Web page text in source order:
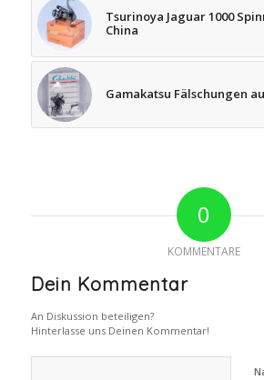
Tsurinoya Jaguar 1000
China
Gamakatsu Fälschungen
0
KOMMENTARE
Dein Kommentar
An Diskussion beteiligen?
Hinterlasse uns Deinen Kommentar!